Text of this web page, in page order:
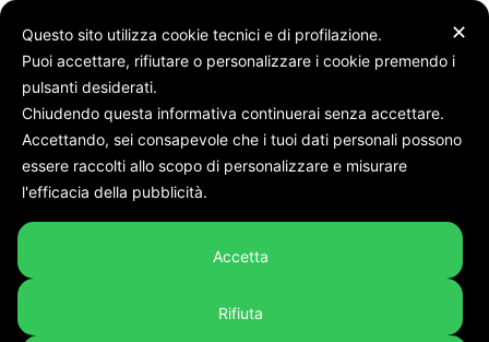
Tags Frederick livi musica
Tag:frederick livi musica
✕
Questo sito utilizza cookie tecnici e di profilazione.
Puoi accettare, rifiutare o personalizzare i cookie premendo i
pulsanti desiderati.
Chiudendo questa informativa continuerai senza accettare.
Accettando, sei consapevole che i tuoi dati personali possono
essere raccolti allo scopo di personalizzare e misurare
l'efficacia della pubblicità.
Accetta
Rifiuta